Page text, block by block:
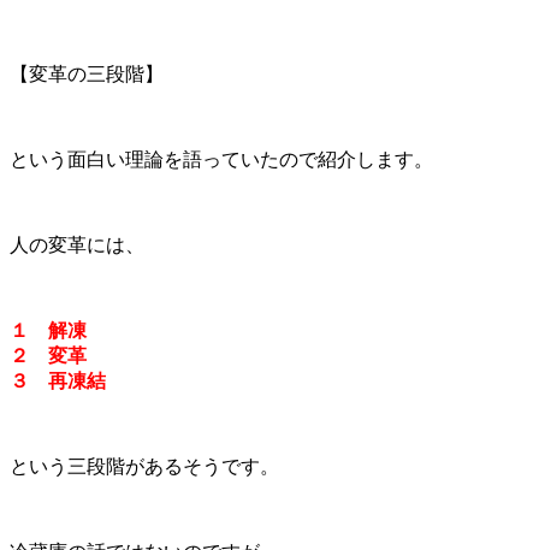
【変革の三段階】
という面白い理論を語っていたので紹介します。
人の変革には、
１ 解凍
２ 変革
３ 再凍結
という三段階があるそうです。